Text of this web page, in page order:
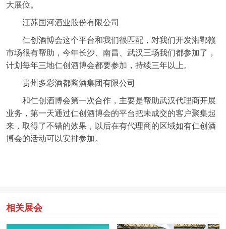
大展位。
江苏国河酒业股份有限公司
仁创酒博会这个平台和我们很匹配，对我们开发湘鄂赣
市场很有帮助，今年长沙、南昌、武汉三场我们都参加了，
计划每年三地仁创酒博会都要参加，持续三年以上。
贵州多彩酒都酱酒集团有限公司
和仁创酒博会第一次合作，主要是帮助武汉代理商开展
业务，第一天通过仁创酒博会的平台把未成交的客户聚集起
来，取得了不错的效果，以后在有代理商的区域如有仁创酒
博会的活动可以安排参加。
相关展会